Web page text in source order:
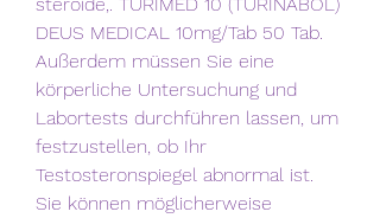
DEUS MEDICAL 10mg/Tab 50 Tab.
Außerdem müssen Sie eine
körperliche Untersuchung und
Labortests durchführen lassen, um
festzustellen, ob Ihr
Testosteronspiegel abnormal ist.
Sie können möglicherweise